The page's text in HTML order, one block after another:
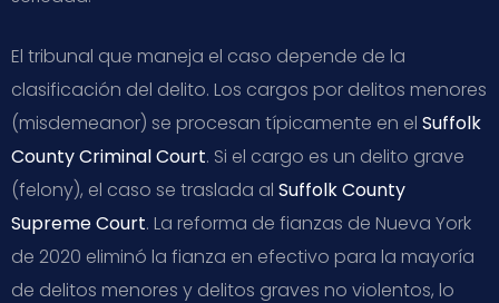
El tribunal que maneja el caso depende de la
clasificación del delito. Los cargos por delitos menores
(misdemeanor) se procesan típicamente en el Suffolk
County Criminal Court. Si el cargo es un delito grave
(felony), el caso se traslada al Suffolk County
Supreme Court. La reforma de fianzas de Nueva York
de 2020 eliminó la fianza en efectivo para la mayoría
de delitos menores y delitos graves no violentos, lo